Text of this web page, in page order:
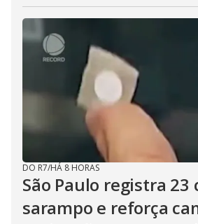
DO R7/HÁ 8 HORAS
São Paulo registra 23
sarampo e reforça